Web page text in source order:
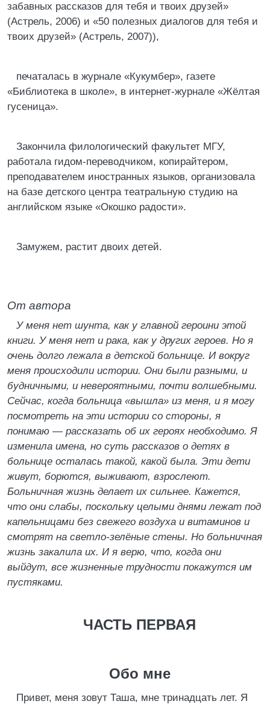
забавных рассказов для тебя и твоих друзей»
(Астрель, 2006) и «50 полезных диалогов для тебя и
твоих друзей» (Астрель, 2007)),
печаталась в журнале «Кукумбер», газете
«Библиотека в школе», в интернет-журнале «Жёлтая
гусеница».
Закончила филологический факультет МГУ,
работала гидом-переводчиком, копирайтером,
преподавателем иностранных языков, организовала
на базе детского центра театральную студию на
английском языке «Окошко радости».
Замужем, растит двоих детей.
От автора
У меня нет шунта, как у главной героини этой
книги. У меня нет и рака, как у других героев. Но я
очень долго лежала в детской больнице. И вокруг
меня происходили истории. Они были разными, и
будничными, и невероятными, почти волшебными.
Сейчас, когда больница «вышла» из меня, и я могу
посмотреть на эти истории со стороны, я
понимаю — рассказать об их героях необходимо. Я
изменила имена, но суть рассказов о детях в
больнице осталась такой, какой была. Эти дети
живут, борются, выживают, взрослеют.
Больничная жизнь делает их сильнее. Кажется,
что они слабы, поскольку целыми днями лежат под
капельницами без свежего воздуха и витаминов и
смотрят на светло-зелёные стены. Но больничная
жизнь закалила их. И я верю, что, когда они
выйдут, все жизненные трудности покажутся им
пустяками.
ЧАСТЬ ПЕРВАЯ
Обо мне
Привет, меня зовут Таша, мне тринадцать лет. Я